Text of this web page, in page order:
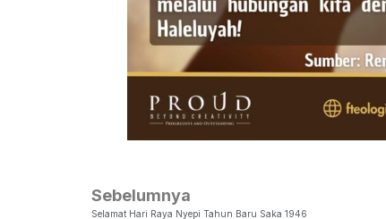
Sebelumnya
Selamat Hari Raya Nyepi Tahun Baru Saka 1946